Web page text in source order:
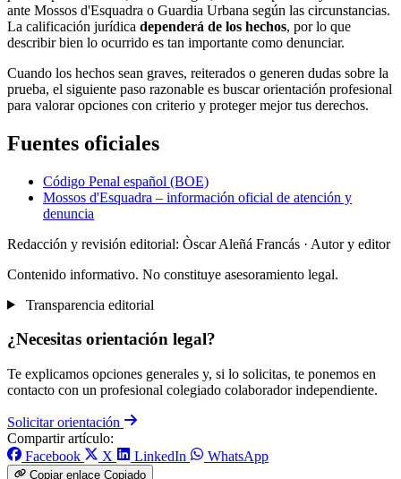
ante Mossos d'Esquadra o Guardia Urbana según las circunstancias.
La calificación jurídica dependerá de los hechos, por lo que
describir bien lo ocurrido es tan importante como denunciar.
Cuando los hechos sean graves, reiterados o generen dudas sobre la
prueba, el siguiente paso razonable es buscar orientación profesional
para valorar opciones con criterio y proteger mejor tus derechos.
Fuentes oficiales
Código Penal español (BOE)
Mossos d'Esquadra – información oficial de atención y
denuncia
Redacción y revisión editorial: Òscar Aleñá Francás · Autor y editor
Contenido informativo. No constituye asesoramiento legal.
Transparencia editorial
¿Necesitas orientación legal?
Te explicamos opciones generales y, si lo solicitas, te ponemos en
contacto con un profesional colegiado colaborador independiente.
Solicitar orientación
Compartir artículo:
Facebook
X LinkedIn WhatsApp
Copiar enlace Copiado